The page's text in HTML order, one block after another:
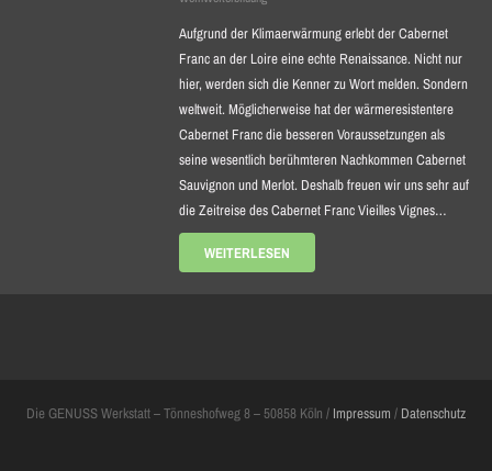
Aufgrund der Klimaerwärmung erlebt der Cabernet
Franc an der Loire eine echte Renaissance. Nicht nur
hier, werden sich die Kenner zu Wort melden. Sondern
weltweit. Möglicherweise hat der wärmeresistentere
Cabernet Franc die besseren Voraussetzungen als
seine wesentlich berühmteren Nachkommen Cabernet
Sauvignon und Merlot. Deshalb freuen wir uns sehr auf
die Zeitreise des Cabernet Franc Vieilles Vignes…
WEITERLESEN
Die GENUSS Werkstatt – Tönneshofweg 8 – 50858 Köln / Impressum / Datenschutz